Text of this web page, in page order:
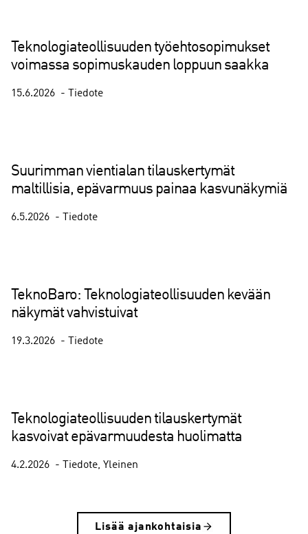
Teknologiateollisuuden työehtosopimukset
voimassa sopimuskauden loppuun saakka
15.6.2026 Tiedote
Suurimman vientialan tilauskertymät
maltillisia, epävarmuus painaa kasvunäkymiä
6.5.2026 Tiedote
TeknoBaro: Teknologiateollisuuden kevään
näkymät vahvistuivat
19.3.2026 Tiedote
Teknologiateollisuuden tilauskertymät
kasvoivat epävarmuudesta huolimatta
4.2.2026 Tiedote Yleinen
Lisää ajankohtaisia